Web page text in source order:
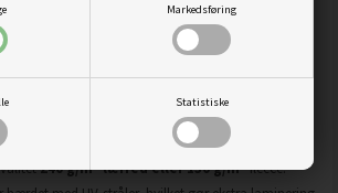
Markedsføring
Statistiske
modstandsdygtige over for slid, ridser og snavs.
240 g/m lærred eller 130 g/m fleece.